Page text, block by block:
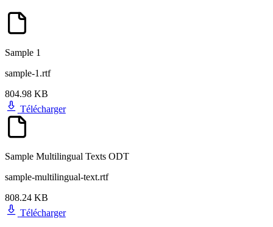
Sample 1
sample-1.rtf
804.98 KB
Télécharger
Sample Multilingual Texts ODT
sample-multilingual-text.rtf
808.24 KB
Télécharger